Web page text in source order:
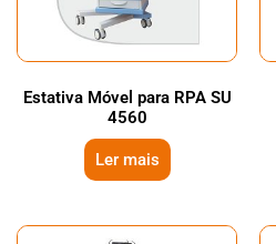
Estativa Móvel para RPA SU
4560
Ler mais